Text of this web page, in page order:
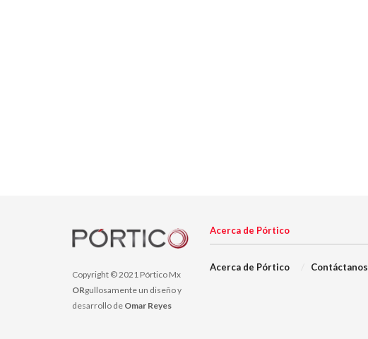
Copyright © 2021 Pórtico Mx
ORgullosamente un diseño y
desarrollo de Omar Reyes
Acerca de Pórtico
Acerca de Pórtico Contáctanos